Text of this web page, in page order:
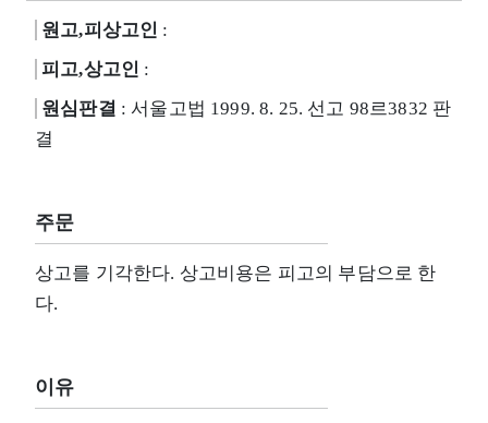
원고,피상고인 :
피고,상고인 :
원심판결 : 서울고법 1999. 8. 25. 선고 98르3832 판
결
주문
상고를 기각한다. 상고비용은 피고의 부담으로 한
다.
이유